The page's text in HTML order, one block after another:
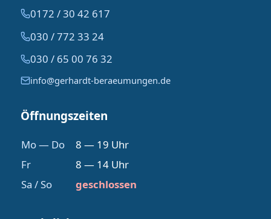
0172 / 30 42 617
030 / 772 33 24
030 / 65 00 76 32
info@gerhardt-beraeumungen.de
Öffnungszeiten
Mo — Do
8 — 19 Uhr
Fr
8 — 14 Uhr
Sa / So
geschlossen